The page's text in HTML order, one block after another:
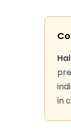
in